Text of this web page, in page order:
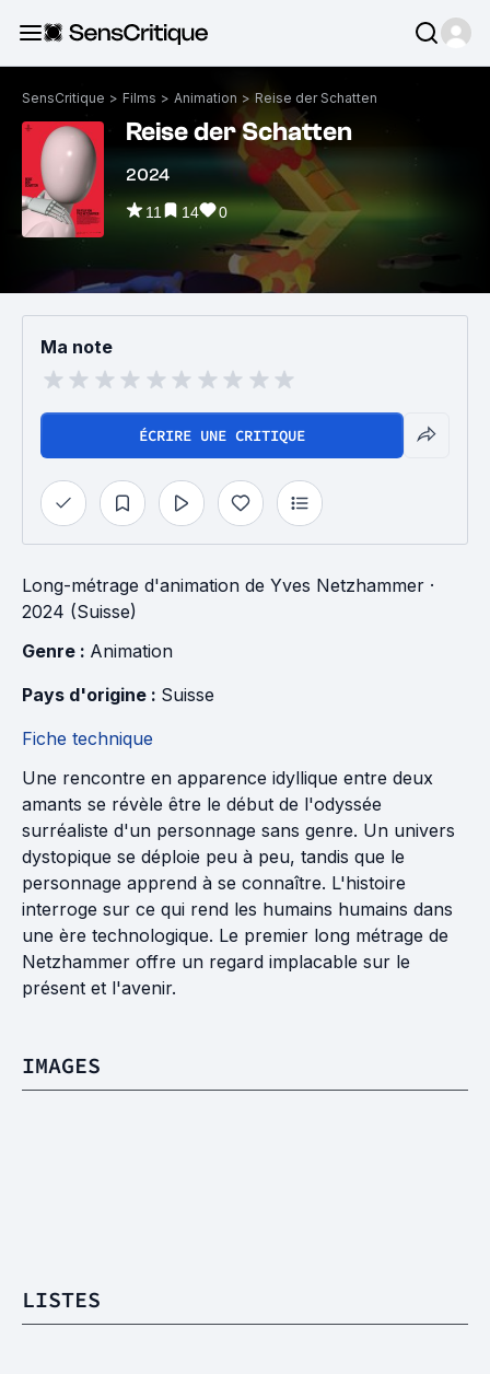
SensCritique > Films > Animation > Reise der Schatten
Reise der Schatten
2024
11 14 0
Ma note
ÉCRIRE UNE CRITIQUE
Long-métrage d'animation de Yves Netzhammer ·
2024 (Suisse)
Genre : Animation
Pays d'origine : Suisse
Fiche technique
Une rencontre en apparence idyllique entre deux
amants se révèle être le début de l'odyssée
surréaliste d'un personnage sans genre. Un univers
dystopique se déploie peu à peu, tandis que le
personnage apprend à se connaître. L'histoire
interroge sur ce qui rend les humains humains dans
une ère technologique. Le premier long métrage de
Netzhammer offre un regard implacable sur le
présent et l'avenir.
IMAGES
LISTES